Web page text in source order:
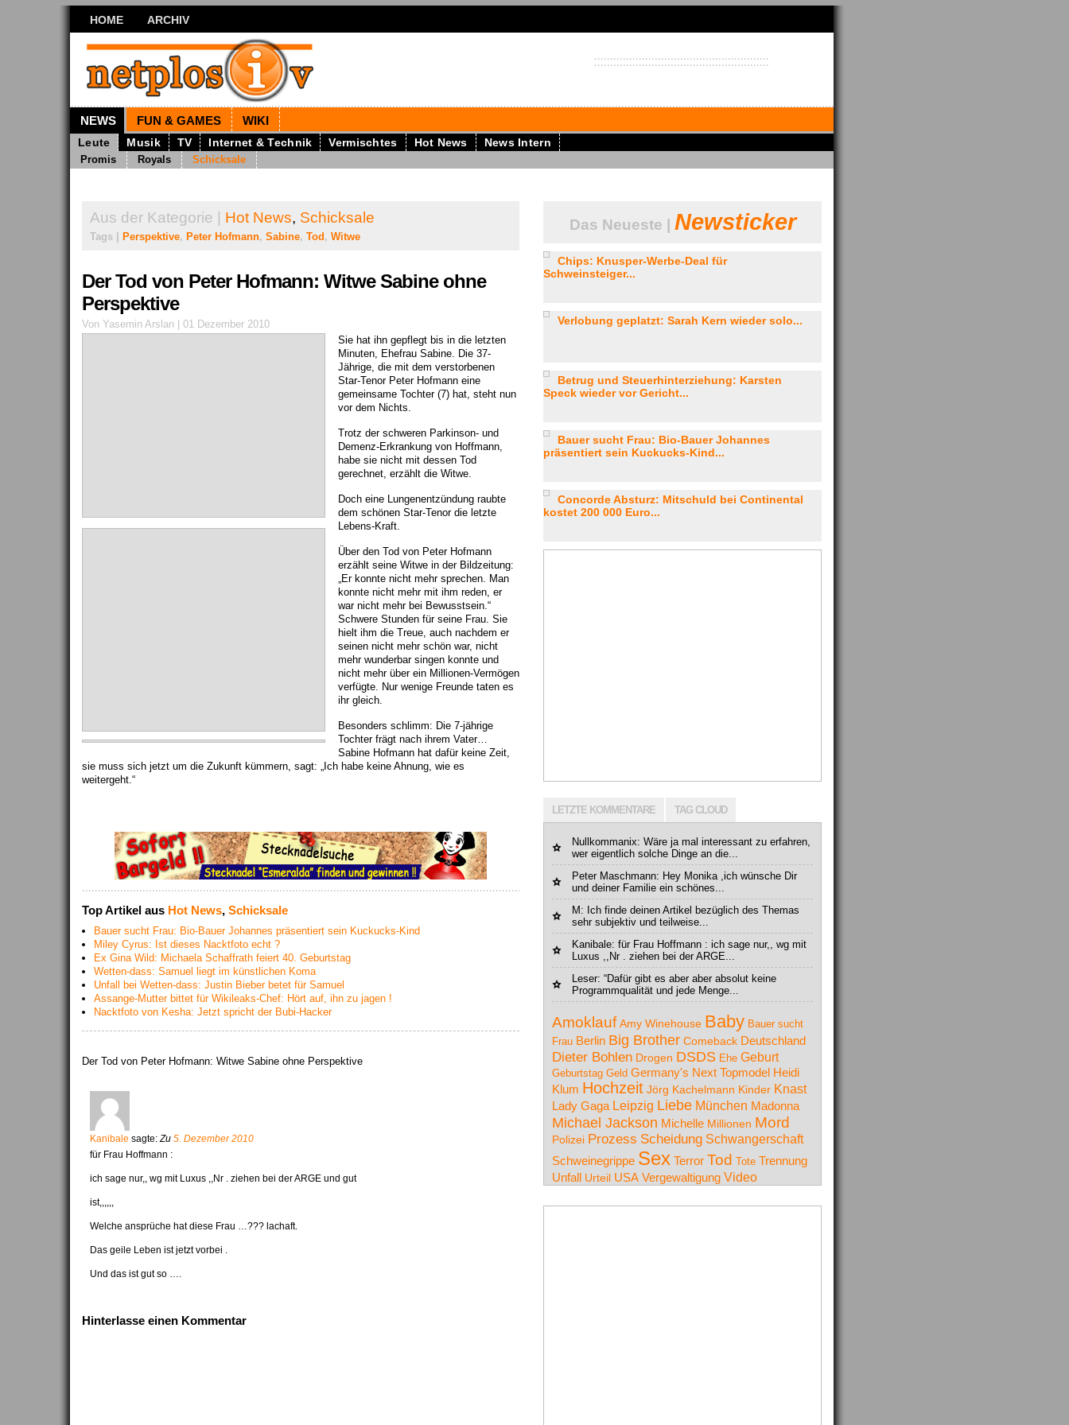
HOME ARCHIV
NEWS FUN & GAMES WIKI
Leute Musik TV Internet & Technik Vermischtes Hot News News Intern
Promis Royals Schicksale
Aus der Kategorie | Hot News, Schicksale
Tags | Perspektive, Peter Hofmann, Sabine, Tod , Witwe
Der Tod von Peter Hofmann: Witwe Sabine ohne
Perspektive
Von Yasemin Arslan | 01 Dezember 2010
Sie hat ihn gepflegt bis in die letzten
Minuten, Ehefrau Sabine. Die 37-
Jährige, die mit dem verstorbenen
Star-Tenor Peter Hofmann eine
gemeinsame Tochter (7) hat, steht nun
vor dem Nichts.
Trotz der schweren Parkinson- und
Demenz-Erkrankung von Hoffmann,
habe sie nicht mit dessen Tod
gerechnet, erzählt die Witwe.
Doch eine Lungenentzündung raubte
dem schönen Star-Tenor die letzte
Lebens-Kraft.
Über den Tod von Peter Hofmann
erzählt seine Witwe in der Bildzeitung:
„Er konnte nicht mehr sprechen. Man
konnte nicht mehr mit ihm reden, er
war nicht mehr bei Bewusstsein.“
Schwere Stunden für seine Frau. Sie
hielt ihm die Treue, auch nachdem er
seinen nicht mehr schön war, nicht
mehr wunderbar singen konnte und
nicht mehr über ein Millionen-Vermögen
verfügte. Nur wenige Freunde taten es
ihr gleich.
Besonders schlimm: Die 7-jährige
Tochter frägt nach ihrem Vater…
Sabine Hofmann hat dafür keine Zeit,
sie muss sich jetzt um die Zukunft kümmern, sagt: „Ich habe keine Ahnung, wie es
weitergeht.“
Top Artikel aus Hot News, Schicksale
Bauer sucht Frau: Bio-Bauer Johannes präsentiert sein Kuckucks-Kind
Miley Cyrus: Ist dieses Nacktfoto echt ?
Ex Gina Wild: Michaela Schaffrath feiert 40. Geburtstag
Wetten-dass: Samuel liegt im künstlichen Koma
Unfall bei Wetten-dass: Justin Bieber betet für Samuel
Assange-Mutter bittet für Wikileaks-Chef: Hört auf, ihn zu jagen !
Nacktfoto von Kesha: Jetzt spricht der Bubi-Hacker
Der Tod von Peter Hofmann: Witwe Sabine ohne Perspektive
Kanibale sagte:Zu 5. Dezember 2010
für Frau Hoffmann :
ich sage nur,, wg mit Luxus ,,Nr . ziehen bei der ARGE und gut
ist,,,,,,
Welche ansprüche hat diese Frau …??? lachaft.
Das geile Leben ist jetzt vorbei .
Und das ist gut so ….
Hinterlasse einen Kommentar
Das Neueste | Newsticker
Chips: Knusper-Werbe-Deal für
Schweinsteiger...
Verlobung geplatzt: Sarah Kern wieder solo...
Betrug und Steuerhinterziehung: Karsten
Speck wieder vor Gericht...
Bauer sucht Frau: Bio-Bauer Johannes
präsentiert sein Kuckucks-Kind...
Concorde Absturz: Mitschuld bei Continental
kostet 200 000 Euro...
LETZTE KOMMENTARE TAG CLOUD
Nullkommanix: Wäre ja mal interessant zu erfahren,
wer eigentlich solche Dinge an die...
Peter Maschmann: Hey Monika ,ich wünsche Dir
und deiner Familie ein schönes...
M : Ich finde deinen Artikel bezüglich des Themas
sehr subjektiv und teilweise...
Kanibale: für Frau Hoffmann : ich sage nur,, wg mit
Luxus ,,Nr . ziehen bei der ARGE...
Leser: “Dafür gibt es aber aber absolut keine
Programmqualität und jede Menge...
Amoklauf Amy Winehouse Baby Bauer sucht
Frau Berlin Big Brother Comeback Deutschland
Dieter Bohlen Drogen DSDS Ehe Geburt
Geburtstag Geld Germany's Next Topmodel Heidi
Klum Hochzeit Jörg Kachelmann Kinder Knast
Lady Gaga Leipzig Liebe München Madonna
Michael Jackson Michelle Millionen Mord
Polizei Prozess Scheidung Schwangerschaft
Schweinegrippe Sex Terror Tod Tote Trennung
Unfall Urteil USA Vergewaltigung Video